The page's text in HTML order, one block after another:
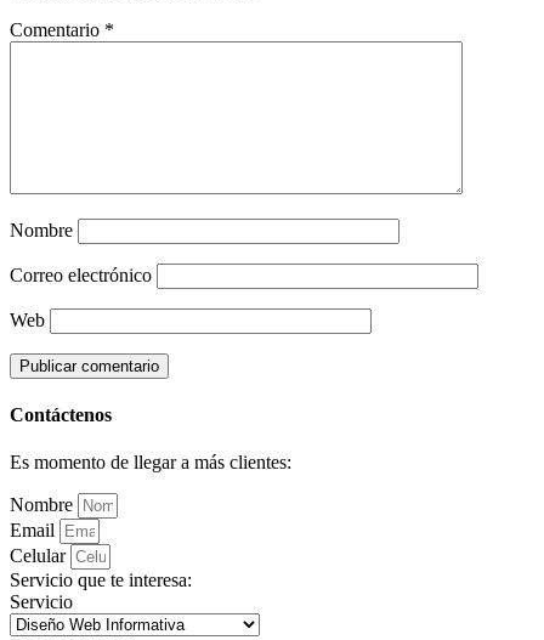
Comentario *
Nombre
Correo electrónico
Web
Contáctenos
Es momento de llegar a más clientes:
Nombre
Email
Celular
Servicio que te interesa:
Servicio